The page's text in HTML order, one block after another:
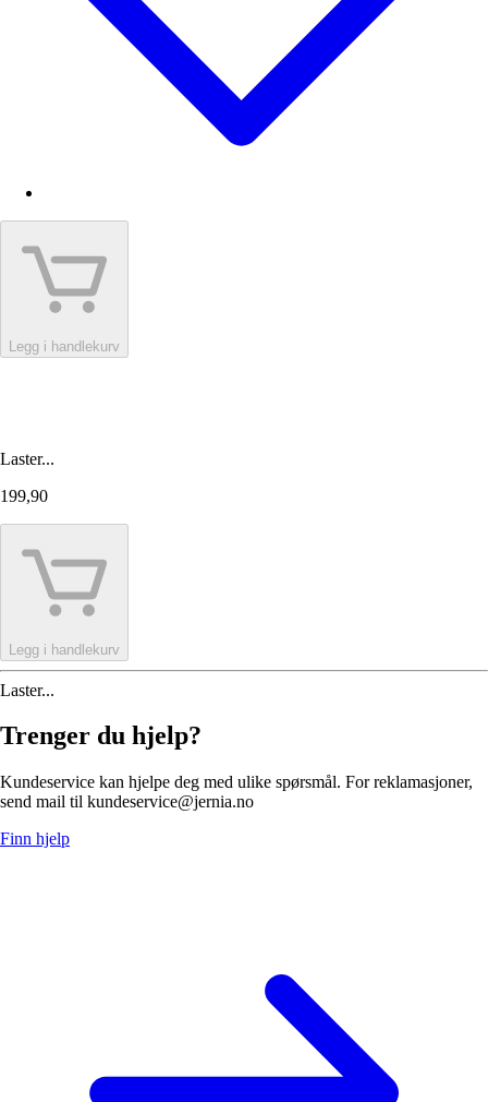
Legg i handlekurv
Laster...
199,90
Legg i handlekurv
Laster...
Trenger du hjelp?
Kundeservice kan hjelpe deg med ulike spørsmål. For reklamasjoner,
send mail til kundeservice@jernia.no
Finn hjelp